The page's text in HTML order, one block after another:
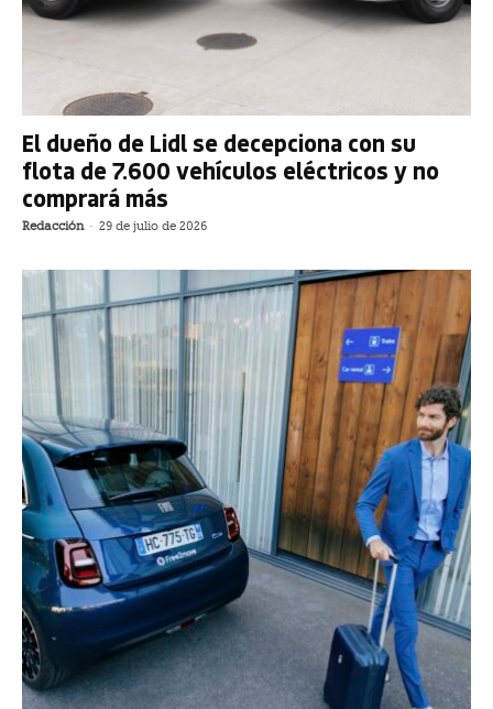
El dueño de Lidl se decepciona con su
flota de 7.600 vehículos eléctricos y no
comprará más
Redacción - 29 de julio de 2026